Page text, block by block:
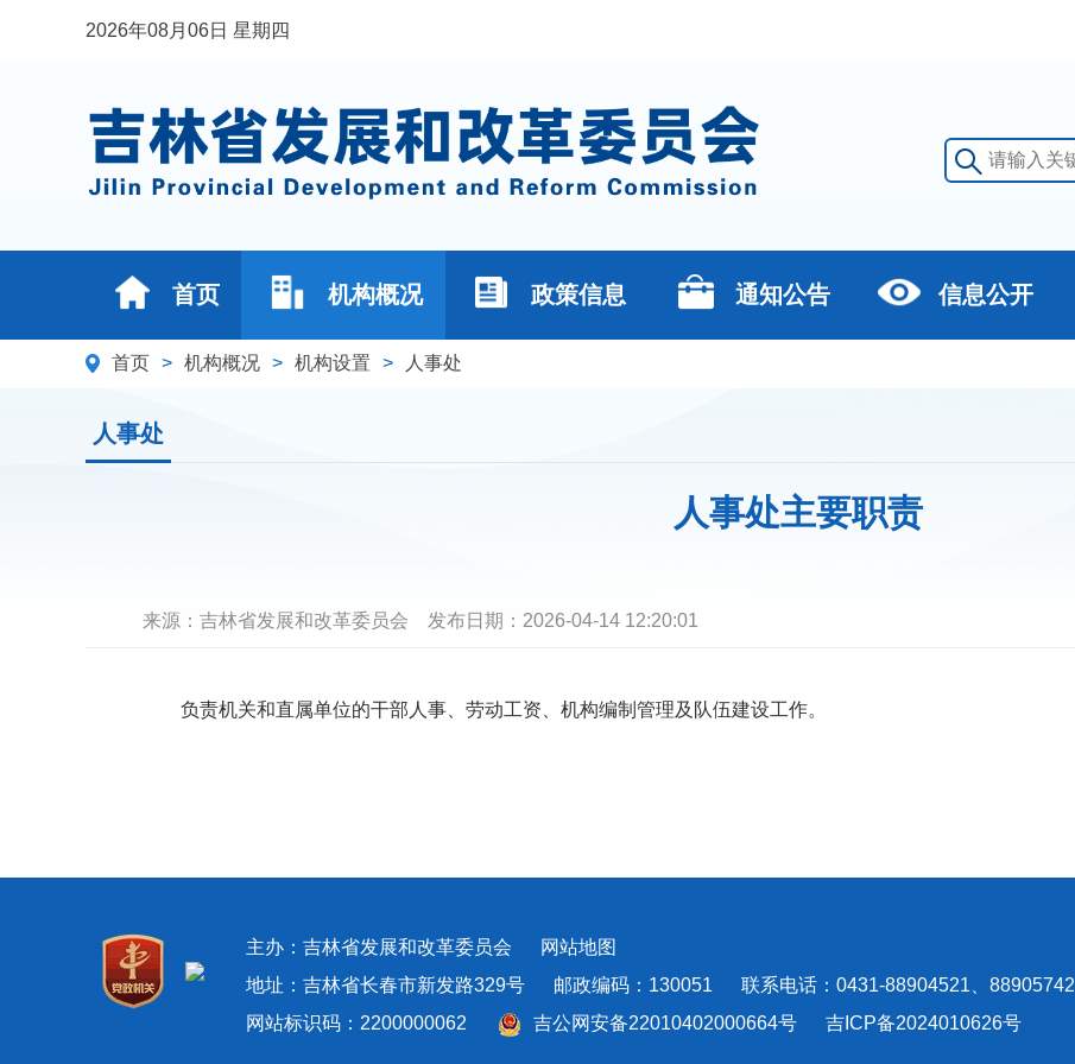
2026年08月06日 星期四
首页 机构概况 政策信息 通知公告 信息公开
首页 > 机构概况 > 机构设置 > 人事处
人事处
人事处主要职责
来源： 吉林省发展和改革委员会 发布日期： 2026-04-14 12:20:01
负责机关和直属单位的干部人事、劳动工资、机构编制管理及队伍建设工作。
主办：吉林省发展和改革委员会
网站地图
地址：吉林省长春市新发路329号 邮政编码：130051 联系电话：0431-88904521、88905742
网站标识码：2200000062
吉公网安备22010402000664号 吉ICP备2024010626号